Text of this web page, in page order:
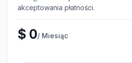
akceptowania płatności.
$ 0/ Miesiąc